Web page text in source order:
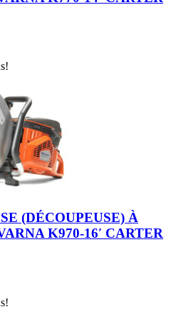
(DÉCOUPEUSE) À
K970-16′ CARTER